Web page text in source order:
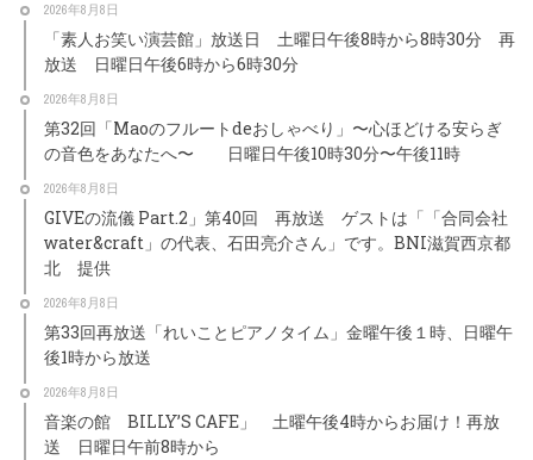
2026年8月8日
「素人お笑い演芸館」放送日 土曜日午後8時から8時30分 再
放送 日曜日午後6時から6時30分
2026年8月8日
第32回「Maoのフルートdeおしゃべり」〜心ほどける安らぎ
の音色をあなたへ〜 日曜日午後10時30分〜午後11時
2026年8月8日
GIVEの流儀 Part.2」第40回 再放送 ゲストは「「合同会社
water&craft」の代表、石田亮介さん」です。BNI滋賀西京都
北 提供
2026年8月8日
第33回再放送「れいことピアノタイム」金曜午後１時、日曜午
後1時から放送
2026年8月8日
音楽の館 BILLY’S CAFE」 土曜午後4時からお届け！再放
送 日曜日午前8時から